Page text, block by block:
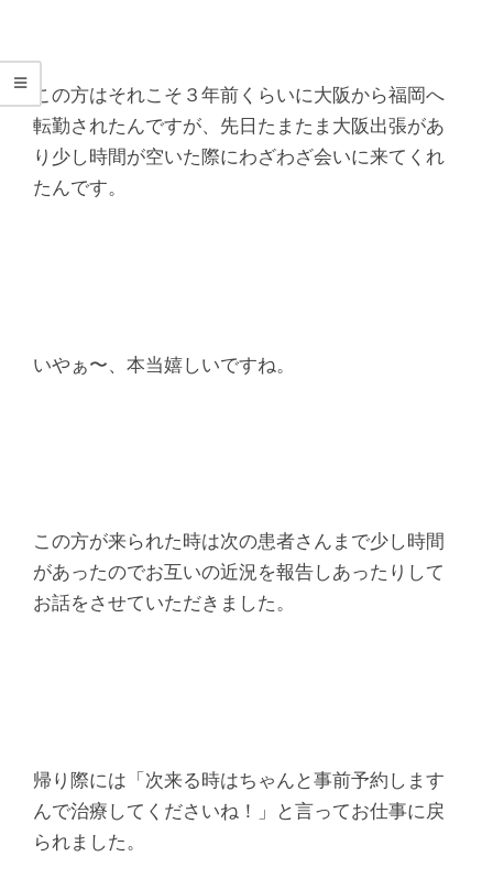
院この方はそれこそ３年前くらいに大阪から福岡へ
転勤されたんですが、先日たまたま大阪出張があ
り少し時間が空いた際にわざわざ会いに来てくれ
たんです。
いやぁ〜、本当嬉しいですね。
この方が来られた時は次の患者さんまで少し時間
があったのでお互いの近況を報告しあったりして
お話をさせていただきました。
帰り際には「次来る時はちゃんと事前予約します
んで治療してくださいね！」と言ってお仕事に戻
られました。